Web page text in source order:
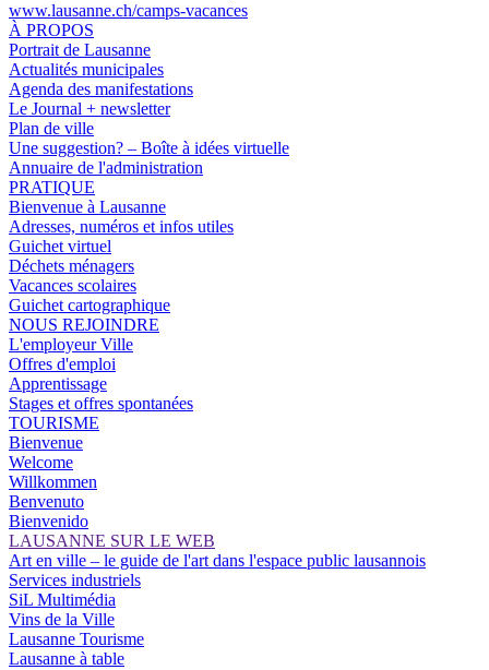
www.lausanne.ch/camps-vacances
À PROPOS
Portrait de Lausanne
Actualités municipales
Agenda des manifestations
Le Journal + newsletter
Plan de ville
Une suggestion? – Boîte à idées virtuelle
Annuaire de l'administration
PRATIQUE
Bienvenue à Lausanne
Adresses, numéros et infos utiles
Guichet virtuel
Déchets ménagers
Vacances scolaires
Guichet cartographique
NOUS REJOINDRE
L'employeur Ville
Offres d'emploi
Apprentissage
Stages et offres spontanées
TOURISME
Bienvenue
Welcome
Willkommen
Benvenuto
Bienvenido
LAUSANNE SUR LE WEB
Art en ville – le guide de l'art dans l'espace public lausannois
Services industriels
SiL Multimédia
Vins de la Ville
Lausanne Tourisme
Lausanne à table